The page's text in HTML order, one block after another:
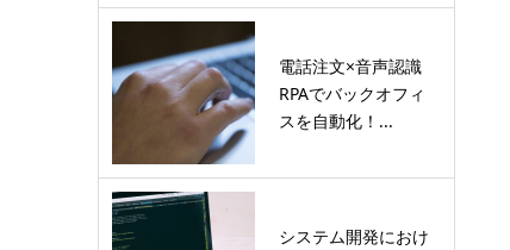
電話注文×音声認識
RPAでバックオフィ
スを自動化！...
システム開発におけ